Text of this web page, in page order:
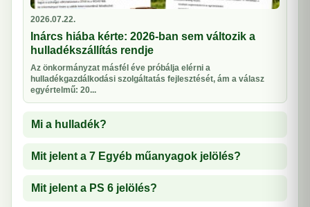
2026.07.22.
Inárcs hiába kérte: 2026-ban sem változik a
hulladékszállítás rendje
Az önkormányzat másfél éve próbálja elérni a
hulladékgazdálkodási szolgáltatás fejlesztését, ám a válasz
egyértelmű: 20...
Mi a hulladék?
Mit jelent a 7 Egyéb műanyagok jelölés?
Mit jelent a PS 6 jelölés?